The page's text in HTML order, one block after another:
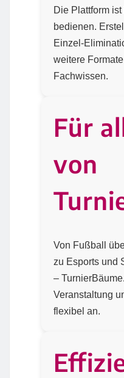
Die Plattform
bedienen.
Einzel-
weitere
Fachwissen.
Für
von
Von Fußball
zu Esports und
–
Veranstaltung
flexibel an.